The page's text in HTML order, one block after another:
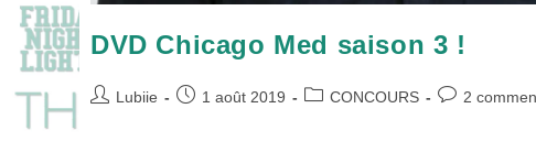
DVD Chicago Med saison 3 !
Auteur/autrice
Lubiie
Publication
1 août 2019
PostCONCOURS 2